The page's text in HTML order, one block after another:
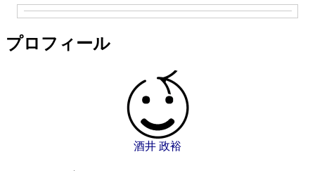
プロフィール
酒井 政裕